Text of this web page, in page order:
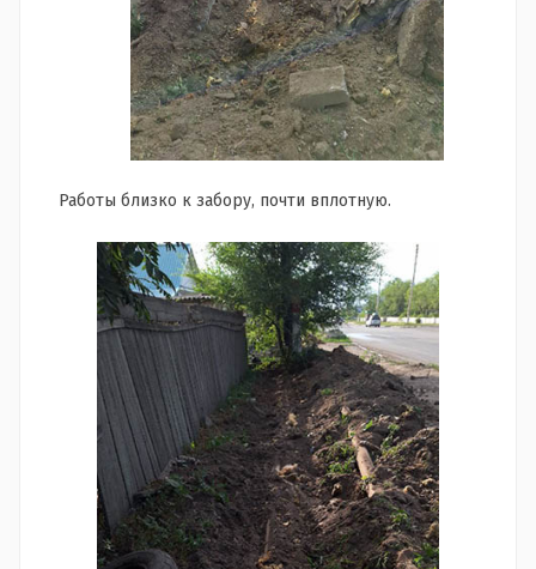
Работы близко к забору, почти вплотную.